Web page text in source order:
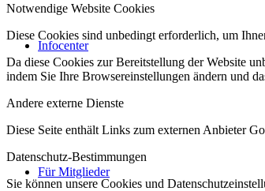
Infocenter
Für Mitglieder
Notwendige Website Cookies
Diese Cookies sind unbedingt erforderlich, um
Da diese Cookies zur Bereitstellung der Website
indem Sie Ihre Browsereinstellungen ändern und
Andere externe Dienste
Diese Seite enthält Links zum externen Anbieter
Datenschutz-Bestimmungen
Sie können unsere Cookies und